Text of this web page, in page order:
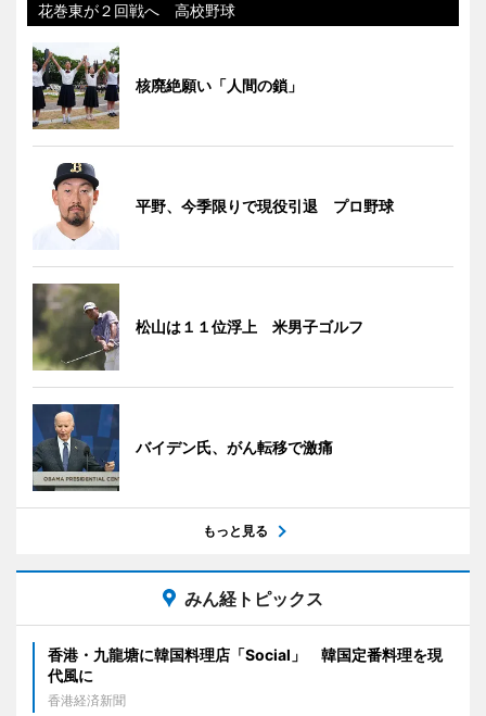
花巻東が２回戦へ 高校野球
核廃絶願い「人間の鎖」
平野、今季限りで現役引退 プロ野球
松山は１１位浮上 米男子ゴルフ
バイデン氏、がん転移で激痛
もっと見る
みん経トピックス
香港・九龍塘に韓国料理店「Social」 韓国定番料理を現
代風に
香港経済新聞